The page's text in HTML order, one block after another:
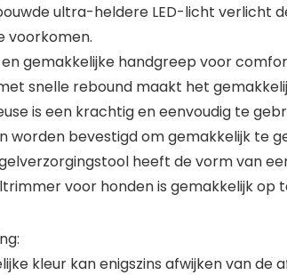
ultra-heldere LED-licht verlicht
voorkomen.
gemakkelijke handgreep voor
snelle rebound maakt het
is een krachtig en eenvoudig te
worden bevestigd om gemakkelijk te
heeft de vorm van
voor honden is gemakkelijk
kleur kan enigszins afwijken van